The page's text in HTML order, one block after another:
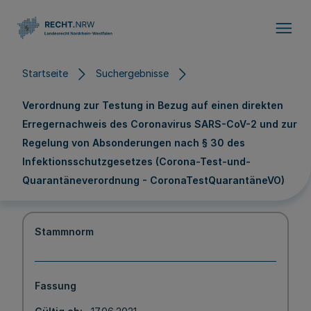
Startseite Suchergebnisse
Verordnung zur Testung in Bezug auf einen direkten
Erregernachweis des Coronavirus SARS-CoV-2 und zur
Regelung von Absonderungen nach § 30 des
Infektionsschutzgesetzes (Corona-Test-und-
Quarantäneverordnung - CoronaTestQuarantäneVO)
Stammnorm
Fassung